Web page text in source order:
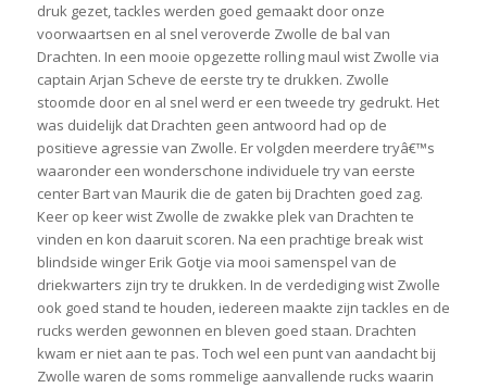
druk gezet, tackles werden goed gemaakt door onze
voorwaartsen en al snel veroverde Zwolle de bal van
Drachten. In een mooie opgezette rolling maul wist Zwolle via
captain Arjan Scheve de eerste try te drukken. Zwolle
stoomde door en al snel werd er een tweede try gedrukt. Het
was duidelijk dat Drachten geen antwoord had op de
positieve agressie van Zwolle. Er volgden meerdere tryâ€™s
waaronder een wonderschone individuele try van eerste
center Bart van Maurik die de gaten bij Drachten goed zag.
Keer op keer wist Zwolle de zwakke plek van Drachten te
vinden en kon daaruit scoren. Na een prachtige break wist
blindside winger Erik Gotje via mooi samenspel van de
driekwarters zijn try te drukken. In de verdediging wist Zwolle
ook goed stand te houden, iedereen maakte zijn tackles en de
rucks werden gewonnen en bleven goed staan. Drachten
kwam er niet aan te pas. Toch wel een punt van aandacht bij
Zwolle waren de soms rommelige aanvallende rucks waarin